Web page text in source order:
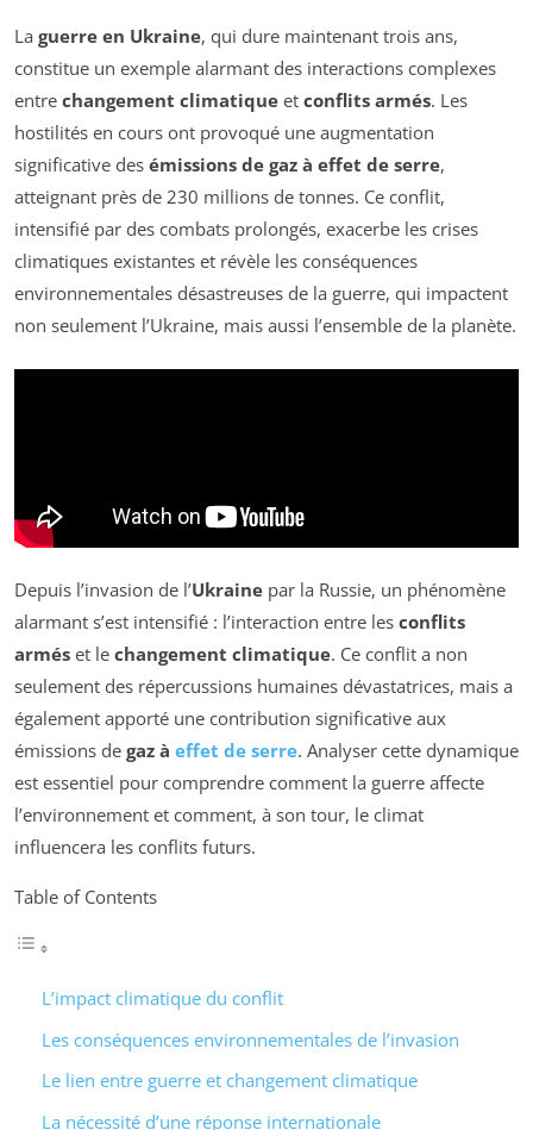
La guerre en Ukraine, qui dure maintenant trois ans,
constitue un exemple alarmant des interactions complexes
entre changement climatique et conflits armés. Les
hostilités en cours ont provoqué une augmentation
significative des émissions de gaz à effet de serre,
atteignant près de 230 millions de tonnes. Ce conflit,
intensifié par des combats prolongés, exacerbe les crises
climatiques existantes et révèle les conséquences
environnementales désastreuses de la guerre, qui impactent
non seulement l’Ukraine, mais aussi l’ensemble de la planète.
Depuis l’invasion de l’Ukraine par la Russie, un phénomène
alarmant s’est intensifié : l’interaction entre les conflits
armés et le changement climatique. Ce conflit a non
seulement des répercussions humaines dévastatrices, mais a
également apporté une contribution significative aux
émissions de gaz à effet de serre. Analyser cette dynamique
est essentiel pour comprendre comment la guerre affecte
l’environnement et comment, à son tour, le climat
influencera les conflits futurs.
Table of Contents
L’impact climatique du conflit
Les conséquences environnementales de l’invasion
Le lien entre guerre et changement climatique
La nécessité d’une réponse internationale